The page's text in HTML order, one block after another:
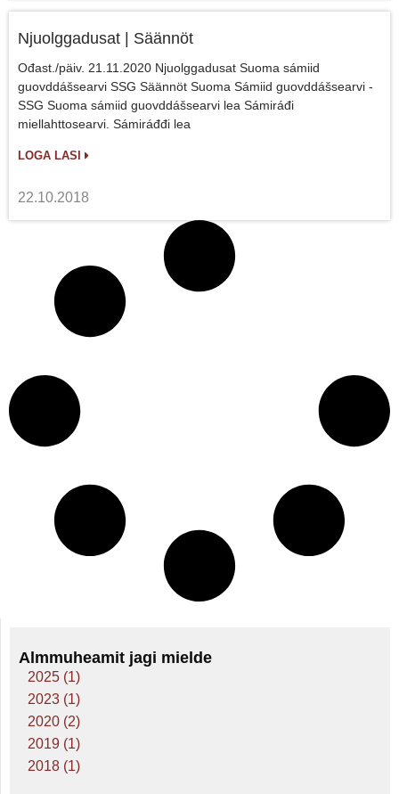
Njuolggadusat | Säännöt
Ođast./päiv. 21.11.2020 Njuolggadusat Suoma sámiid
guovddášsearvi SSG Säännöt Suoma Sámiid guovddášsearvi -
SSG Suoma sámiid guovddášsearvi lea Sámiráđi
miellahttosearvi. Sámiráđđi lea
LOGA LASI
22.10.2018
Almmuheamit jagi mielde
2025 (1)
2023 (1)
2020 (2)
2019 (1)
2018 (1)